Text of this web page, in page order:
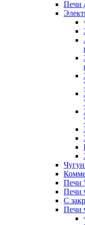
Печи
Печи
Печи
С
Печи